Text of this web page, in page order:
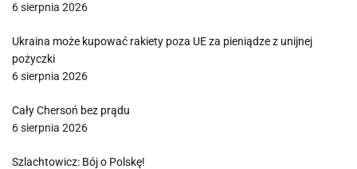
6 sierpnia 2026
Ukraina może kupować rakiety poza UE za pieniądze z unijnej
pożyczki
6 sierpnia 2026
Cały Chersoń bez prądu
6 sierpnia 2026
Szlachtowicz: Bój o Polskę!